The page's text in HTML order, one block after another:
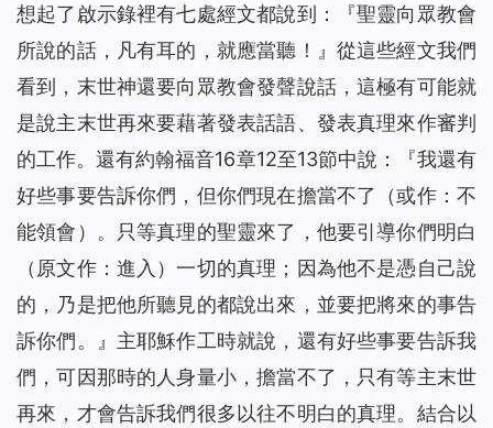
想起了啟示錄裡有七處經文都說到：『聖靈向眾教會
所說的話，凡有耳的，就應當聽！
』從這些經文我們
看到，末世神還要向眾教會發聲說話，這極有可能就
是說主末世再來要藉著發表話語、發表真理來作審判
的工作。還有約翰福音16章12至13節中說：『我還有
好些事要告訴你們，但你們現在擔當不了
（或作：不
能領會）。
只等真理的聖靈來了，他要引導你們明白
（原文作：進入）一切的真理；因為他不是憑自己說
的，乃是把他所聽見的都說出來，並要把將來的事告
訴你們。
』主耶穌作工時就說，還有好些事要告訴我
們，可因那時的人身量小，擔當不了，只有等主末世
再來，才會告訴我們很多以往不明白的真理。結合以